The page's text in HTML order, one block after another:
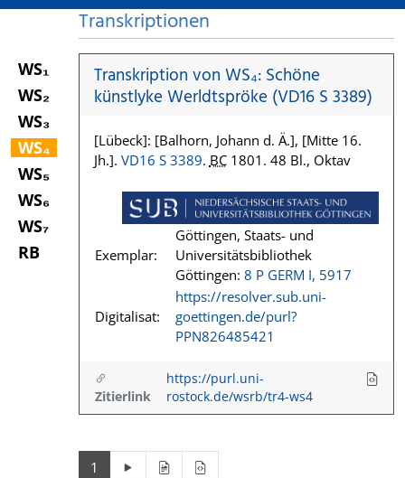
WS₁
WS₂
WS₃
WS₄
WS₅
WS₆
WS₇
RB
Transkriptionen
Transkription von WS₄: Schöne
künstlyke Werldtspröke (VD16 S 3389)
[Lübeck]: [Balhorn, Johann d. Ä.], [Mitte 16.
Jh.]. VD16 S 3389. BC1801. 48 Bl., Oktav
Exemplar:
Göttingen, Staats- und
Universitätsbibliothek
Göttingen: 8 P GERM I, 5917
Digitalisat:
https://resolver.sub.uni-
goettingen.de/purl?
PPN826485421
Zitierlink
https://purl.uni-
rostock.de/wsrb/tr4-ws4
1